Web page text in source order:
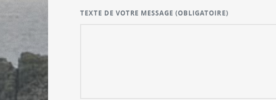
TEXTE DE VOTRE MESSAGE(OBLIGATOIRE)